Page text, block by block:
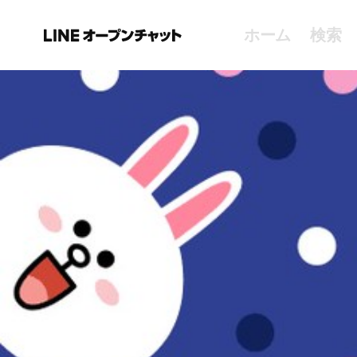
ホーム 検索